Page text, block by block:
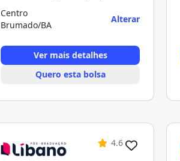
Centro
Brumado/BA
Alterar
Ver mais detalhes
Quero esta bolsa
4.6